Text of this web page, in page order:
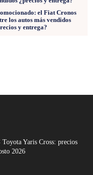
el Fiat Cronos
los autos más vendidos
y entrega?
Yaris Cross: precios
2026